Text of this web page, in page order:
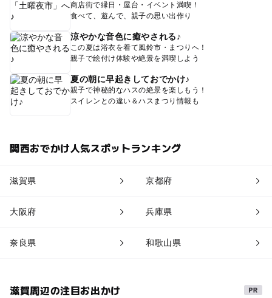
商店街で縁日・屋台・イベント満喫！
食べて、遊んで、親子の思い出作り
涼やかな音色に癒やされる♪
この夏は浴衣を着て風鈴市・まつりへ！
親子で絵付け体験や絶景を満喫しよう
夏の朝に早起きしておでかけ♪
親子で神秘的なハスの絶景を楽しもう！
スイレンとの違い＆ハスまつり情報も
関西おでかけ人気スポットランキング
滋賀県 京都府
大阪府 兵庫県
奈良県 和歌山県
滋賀周辺の注目お出かけ